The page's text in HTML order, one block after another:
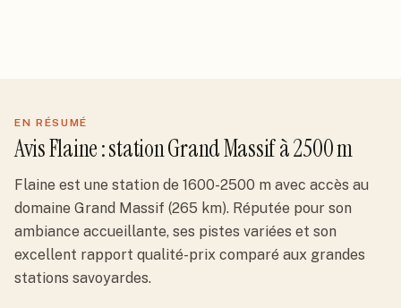
EN RÉSUMÉ
AvisFlaine: stationGrand Massifà 2500 m
Flaine est une station de 1600-2500 m avec accès au
domaine Grand Massif (265 km). Réputée pour son
ambiance accueillante, ses pistes variées et son
excellent rapport qualité-prix comparé aux grandes
stations savoyardes.